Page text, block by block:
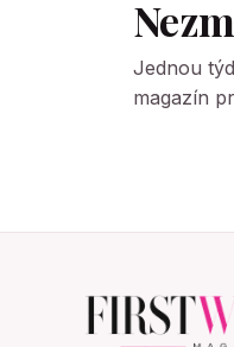
Jednou
magazín